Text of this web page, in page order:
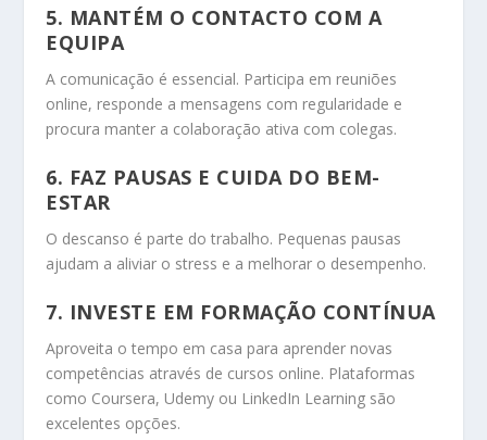
5. MANTÉM O CONTACTO COM A
EQUIPA
A comunicação é essencial. Participa em reuniões
online, responde a mensagens com regularidade e
procura manter a colaboração ativa com colegas.
6. FAZ PAUSAS E CUIDA DO BEM-
ESTAR
O descanso é parte do trabalho. Pequenas pausas
ajudam a aliviar o stress e a melhorar o desempenho.
7. INVESTE EM FORMAÇÃO CONTÍNUA
Aproveita o tempo em casa para aprender novas
competências através de cursos online. Plataformas
como Coursera, Udemy ou LinkedIn Learning são
excelentes opções.